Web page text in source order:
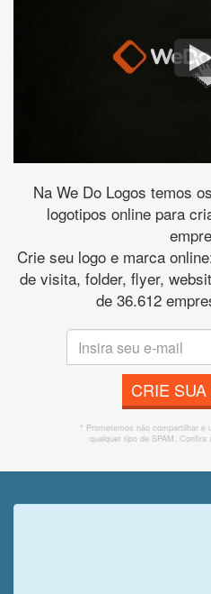
Na We Do Logos temos
logotipos online para
Crie seu logo e marca
de visita, folder, flyer,
de 36.612
CRIE
* Prometemos não compartilhar e
qualquer tipo de SPAM. Confira